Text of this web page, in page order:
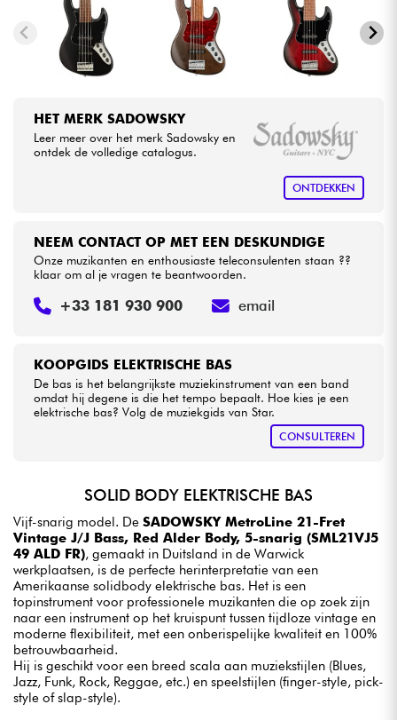
HET MERK SADOWSKY
Leer meer over het merk Sadowsky en
ontdek de volledige catalogus.
ONTDEKKEN
KOOPGIDS ELEKTRISCHE BAS
De bas is het belangrijkste muziekinstrument van een band
omdat hij degene is die het tempo bepaalt. Hoe kies je een
elektrische bas? Volg de muziekgids van Star.
CONSULTEREN
NEEM CONTACT OP MET EEN DESKUNDIGE
Onze muzikanten en enthousiaste teleconsulenten staan ??
klaar om al je vragen te beantwoorden.
+33 181 930 900 email
SOLID BODY ELEKTRISCHE BAS
Vijf-snarig model. De SADOWSKY MetroLine 21-Fret
Vintage J/J Bass, Red Alder Body, 5-snarig (SML21VJ5
49 ALD FR), gemaakt in Duitsland in de Warwick
werkplaatsen, is de perfecte herinterpretatie van een
Amerikaanse solidbody elektrische bas. Het is een
topinstrument voor professionele muzikanten die op zoek zijn
naar een instrument op het kruispunt tussen tijdloze vintage en
moderne flexibiliteit, met een onberispelijke kwaliteit en 100%
betrouwbaarheid.
Hij is geschikt voor een breed scala aan muziekstijlen (Blues,
Jazz, Funk, Rock, Reggae, etc.) en speelstijlen (finger-style, pick-
style of slap-style).